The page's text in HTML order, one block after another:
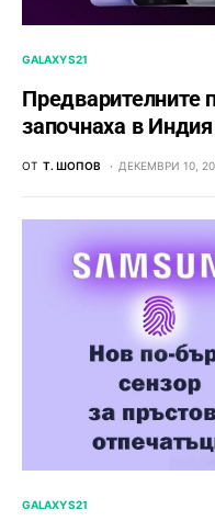
GALAXY S21
Предварителните
започнаха в Индия
ОТ Т. ШОПОВ ДЕКЕМВРИ 10,
GALAXY S21